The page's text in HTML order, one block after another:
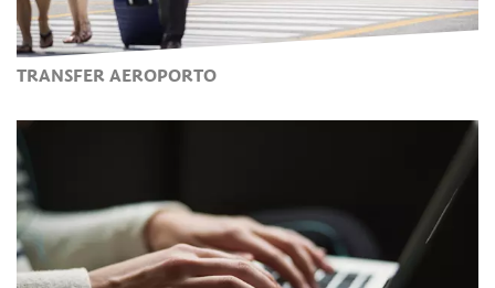
TRANSFER AEROPORTO